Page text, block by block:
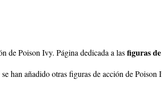
de Poison Ivy. Página dedicada a lasfiguras
han añadido otras figuras de acción de